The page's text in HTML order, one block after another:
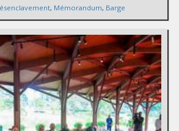
, Mémorandum, Barge